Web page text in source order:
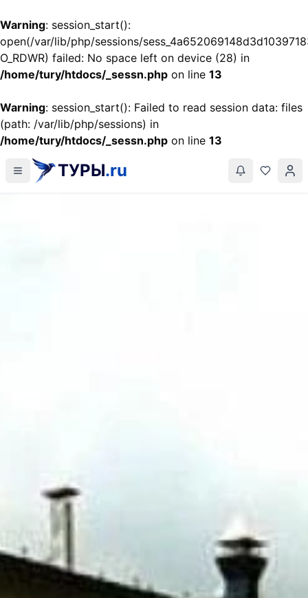
Warning: session_start():
open(/var/lib/php/sessions/
O_RDWR) failed: No space left on device (28) in
/home/tury/htdocs/_sessn.php on line 13
Warning: session_start(): Failed to read session data: files
(path: /var/lib/php/sessions) in
/home/tury/htdocs/_sessn.php on line 13
ТУРЫ.ru